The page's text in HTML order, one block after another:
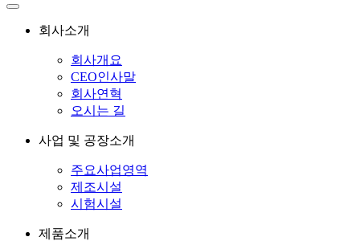
회사소개
회사개요
CEO인사말
회사연혁
오시는 길
사업 및 공장소개
주요사업영역
제조시설
시험시설
제품소개